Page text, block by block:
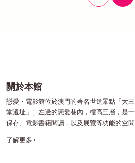
關於本館
戀愛・電影館位於澳門的著名世遺景點「大
堂遺址」）左邊的戀愛巷內，樓高三層，是
保存、電影書籍閱讀，以及展覽等功能的空間
了解更多